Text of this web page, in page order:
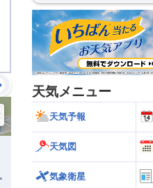
天気メニュー
天気予報
天気図
気象衛星